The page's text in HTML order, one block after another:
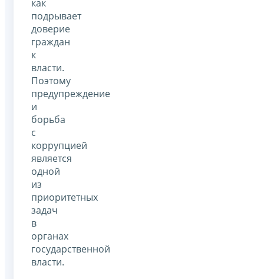
как
подрывает
доверие
граждан
к
власти.
Поэтому
предупреждение
и
борьба
с
коррупцией
является
одной
из
приоритетных
задач
в
органах
государственной
власти.